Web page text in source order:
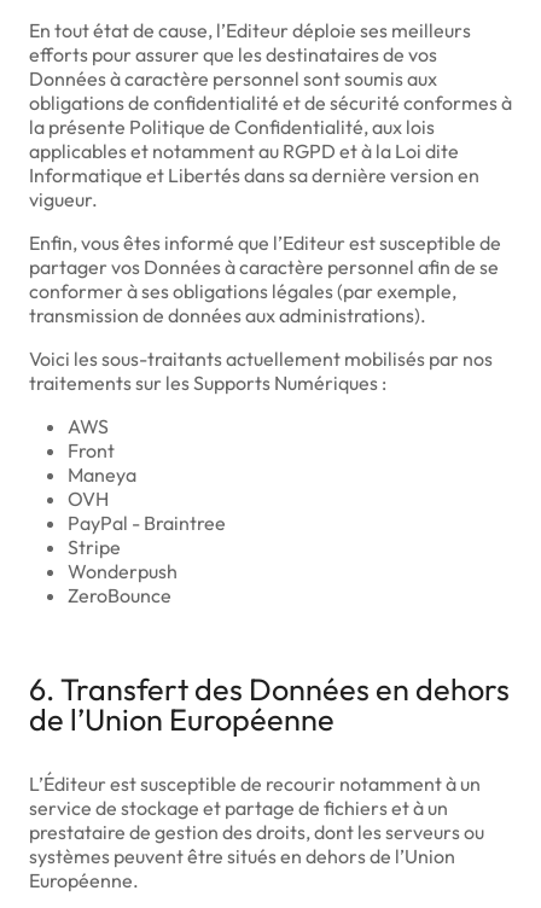
En tout état de cause, l’Editeur déploie ses meilleurs
efforts pour assurer que les destinataires de vos
Données à caractère personnel sont soumis aux
obligations de confidentialité et de sécurité conformes à
la présente Politique de Confidentialité, aux lois
applicables et notamment au RGPD et à la Loi dite
Informatique et Libertés dans sa dernière version en
vigueur.
Enfin, vous êtes informé que l’Editeur est susceptible de
partager vos Données à caractère personnel afin de se
conformer à ses obligations légales (par exemple,
transmission de données aux administrations).
Voici les sous-traitants actuellement mobilisés par nos
traitements sur les Supports Numériques :
AWS
Front
Maneya
OVH
PayPal - Braintree
Stripe
Wonderpush
ZeroBounce
6. Transfert des Données en dehors
de l’Union Européenne
L’Éditeur est susceptible de recourir notamment à un
service de stockage et partage de fichiers et à un
prestataire de gestion des droits, dont les serveurs ou
systèmes peuvent être situés en dehors de l’Union
Européenne.